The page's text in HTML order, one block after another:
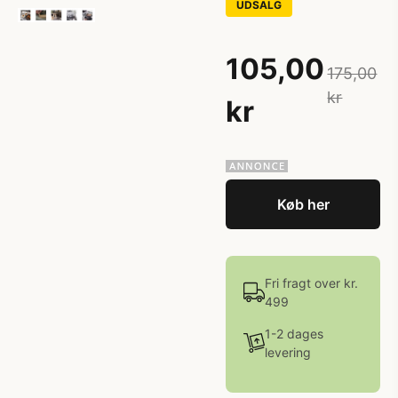
UDSALG
105,00
kr
175,00
kr
Køb her
Fri fragt over kr.
499
1-2 dages
levering